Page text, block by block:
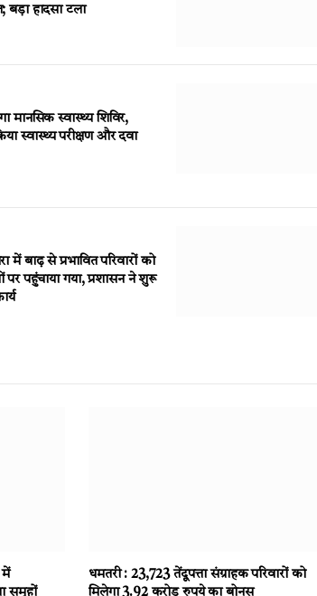
बड़ा हादसा टला
मानसिक स्वास्थ्य शिविर,
स्वास्थ्य परीक्षण और दवा
में बाढ़ से प्रभावित परिवारों को
पर पहुंचाया गया, प्रशासन ने शुरू
में
समूहों
धमतरी : 23,723 तेंदूपत्ता संग्राहक परिवारों को
मिलेगा 3.92 करोड़ रुपये का बोनस